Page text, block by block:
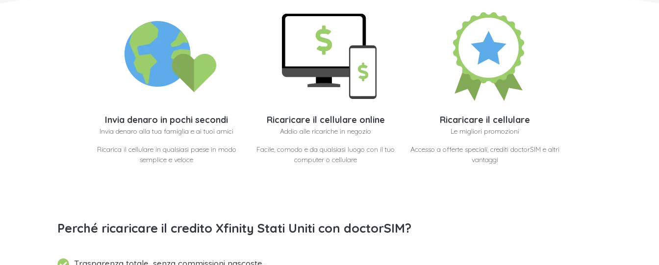
Invia denaro in pochi secondi
Invia denaro alla tua famiglia e ai tuoi amici
Ricarica il cellulare in qualsiasi paese in modo
semplice e veloce
Ricaricare il cellulare online
Addio alle ricariche in negozio
Facile, comodo e da qualsiasi luogo con il tuo
computer o cellulare
Ricaricare il cellulare
Le migliori promozioni
Accesso a offerte speciali, crediti doctorSIM e altri
vantaggi
Perché ricaricare il credito Xfinity Stati Uniti con doctorSIM?